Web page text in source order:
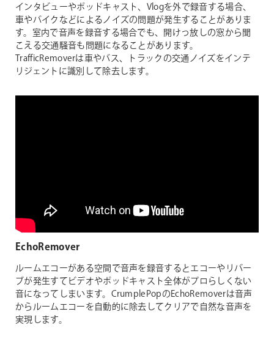
インタビューやポッドキャスト、Vlogを外で録音する場合、
車やバイクなどによるノイズの問題が発生することがありま
す。室内で音声を録音する場合でも、開けっ放しの窓から聞
こえる交通騒音も問題になることがあります。
TrafficRemoverは車やバス、トラックの交通ノイズをインテ
リジェントに識別して除去します。
EchoRemover
ルームエコーがある空間で音声を録音するとエコーやリバー
ブが発生すてビデオやポッドキャスト全体がプロらしくない
音になってしまいます。CrumplePopのEchoRemoverは音声
からルームエコーを自動的に除去してクリアで自然な音声を
実現します。